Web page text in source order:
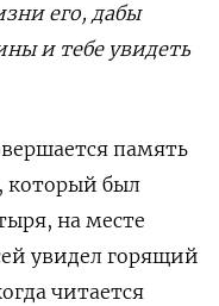
его, дабы
и тебе увидеть
память
который был
на месте
увидел горящий
читается